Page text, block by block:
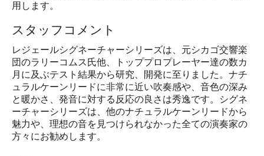
用します。
スタッフコメント
レジェールシグネーチャーシリーズは、元シカゴ交響楽
団のラリーコムス氏他、トッププロプレーヤー達の数カ
月に及ぶテスト結果から研究、開発に至りました。ナチ
ュラルケーンリードに非常に近い吹奏感や、音色の深み
と暖かさ、発音に対する反応の良さは秀逸です。シグネ
ーチャーシリーズは、他のナチュラルケーンリードから
魅力や、理想の音を見つけられなかった全ての演奏家の
方々にお勧めします。